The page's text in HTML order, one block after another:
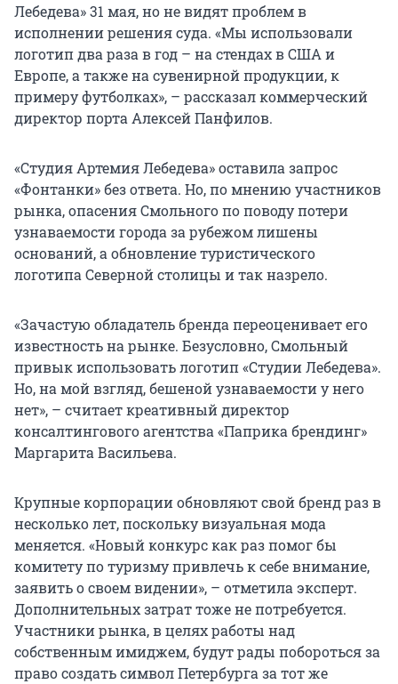
Лебедева» 31 мая, но не видят проблем в
исполнении решения суда. «Мы использовали
логотип два раза в год – на стендах в США и
Европе, а также на сувенирной продукции, к
примеру футболках», – рассказал коммерческий
директор порта Алексей Панфилов.
«Студия Артемия Лебедева» оставила запрос
«Фонтанки» без ответа. Но, по мнению участников
рынка, опасения Смольного по поводу потери
узнаваемости города за рубежом лишены
оснований, а обновление туристического
логотипа Северной столицы и так назрело.
«Зачастую обладатель бренда переоценивает его
известность на рынке. Безусловно, Смольный
привык использовать логотип «Студии Лебедева».
Но, на мой взгляд, бешеной узнаваемости у него
нет», – считает креативный директор
консалтингового агентства «Паприка брендинг»
Маргарита Васильева.
Крупные корпорации обновляют свой бренд раз в
несколько лет, поскольку визуальная мода
меняется. «Новый конкурс как раз помог бы
комитету по туризму привлечь к себе внимание,
заявить о своем видении», – отметила эксперт.
Дополнительных затрат тоже не потребуется.
Участники рынка, в целях работы над
собственным имиджем, будут рады побороться за
право создать символ Петербурга за тот же